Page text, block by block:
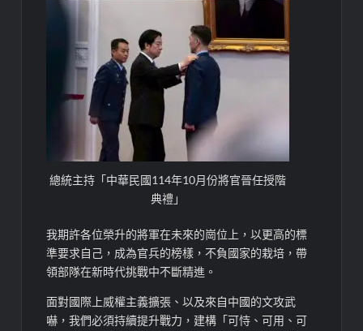
總統主持「中華民國114年10月份將官晉任授階
典禮」
我期許各位榮升的將軍在未來的崗位上，以更高的標
準要求自己，成為官兵的榜樣，不負國家的栽培，帶
領部隊在新時代挑戰中不斷精進。
面對國際上威權主義擴張、以及來自中國的文攻武
嚇，我們必須持續提升戰力，建構「可恃、可用、可